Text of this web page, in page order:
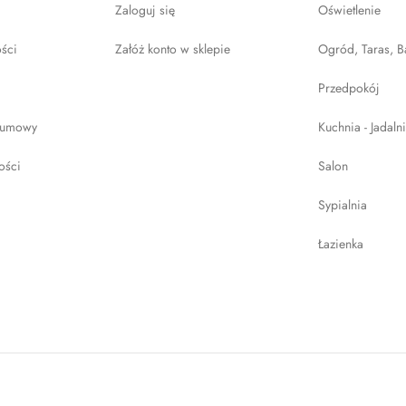
Zaloguj się
Załóż konto w sklepie
Oświetlenie
Ogród, Taras,
Przedpokój
Kuchnia -
Salon
Sypialnia
Łazienka